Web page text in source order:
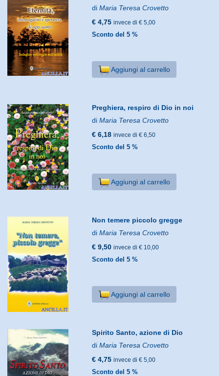
diMaria Teresa Crovetto
€ 4,75 invece di € 5,00
Sconto del 5 %
Aggiungi al carrello
Preghiera, respiro di Dio in noi
diMaria Teresa Crovetto
€ 6,18 invece di € 6,50
Sconto del 5 %
Aggiungi al carrello
Non temere piccolo gregge
diMaria Teresa Crovetto
€ 9,50 invece di € 10,00
Sconto del 5 %
Aggiungi al carrello
Spirito Santo, azione di Dio
diMaria Teresa Crovetto
€ 4,75 invece di € 5,00
Sconto del 5 %